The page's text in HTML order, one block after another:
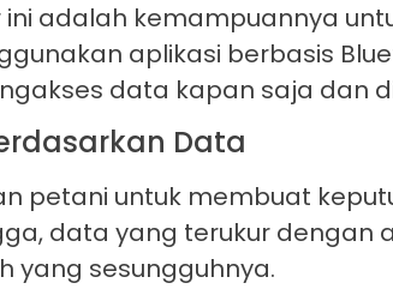
adalah kemampuannya
aplikasi berbasis
data kapan saja dan
Data
petani untuk membuat
data yang terukur dengan
yang sesungguhnya.